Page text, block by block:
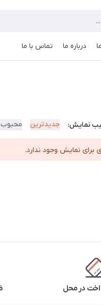
درباره ما تماس با ما
نمایش: جدیدترین
برای نمایش وجود ندارد.
در محل